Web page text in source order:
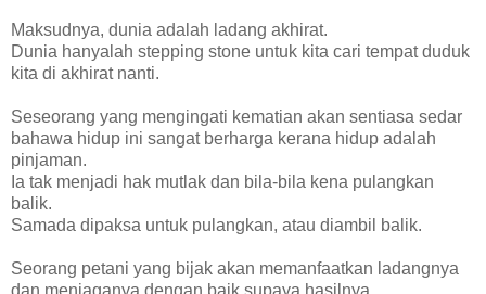
Maksudnya, dunia adalah ladang akhirat.
Dunia hanyalah stepping stone untuk kita cari tempat duduk
kita di akhirat nanti.
Seseorang yang mengingati kematian akan sentiasa sedar
bahawa hidup ini sangat berharga kerana hidup adalah
pinjaman.
Ia tak menjadi hak mutlak dan bila-bila kena pulangkan
balik.
Samada dipaksa untuk pulangkan, atau diambil balik.
Seorang petani yang bijak akan memanfaatkan ladangnya
dan menjaganya dengan baik supaya hasilnya